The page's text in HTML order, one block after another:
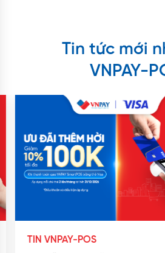
Tin tức mới
VNPAY-
TIN VNPAY-POS